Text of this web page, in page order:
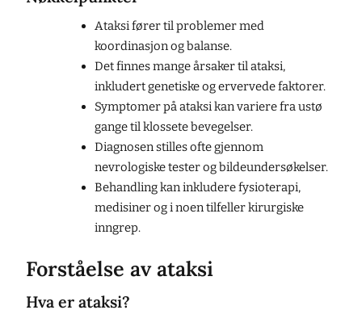
Ataksi fører til problemer med
koordinasjon og balanse.
Det finnes mange årsaker til ataksi,
inkludert genetiske og ervervede faktorer.
Symptomer på ataksi kan variere fra ustø
gange til klossete bevegelser.
Diagnosen stilles ofte gjennom
nevrologiske tester og bildeundersøkelser.
Behandling kan inkludere fysioterapi,
medisiner og i noen tilfeller kirurgiske
inngrep.
Forståelse av ataksi
Hva er ataksi?